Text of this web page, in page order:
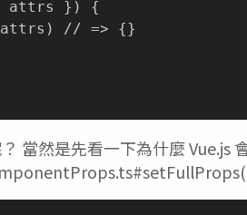
attrs }) {
// => {}
當然是先看一下為什麼 Vue.js